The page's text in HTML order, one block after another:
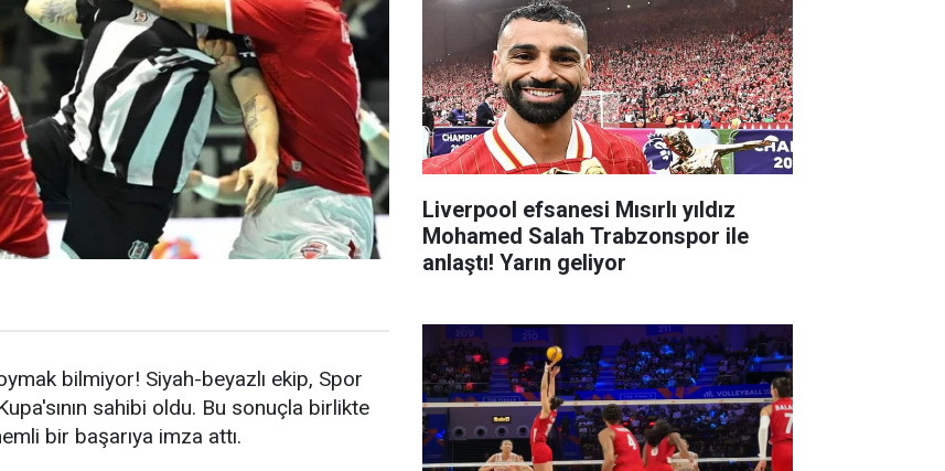
bilmiyor! Siyah-beyazlı ekip, Spor
sahibi oldu. Bu sonuçla birlikte
bir başarıya imza attı.
Liverpool efsanesi Mısırlı yıldız
Mohamed Salah Trabzonspor ile
anlaştı! Yarın geliyor